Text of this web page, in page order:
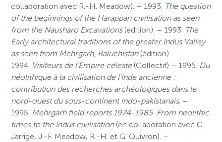
collaboration avec R.-H. Meadow). – 1993. The question
of the beginnings of the Harappan civilisation as seen
from the Nausharo Excavations(édition). – 1993. The
Early architectural traditions of the greater Indus Valley
as seen from Mehrgarh, Baluchistan(édition). –
1994. Visiteurs de l’Empire céleste(Collectif) – 1995. Du
néolithique à la civilisation de l’Inde ancienne :
contribution des recherches archéologiques dans le
nord-ouest du sous-continent indo-pakistanais. –
1995. Mehrgarh field reports 1974-1985. From neolithic
times to the Indus civilisation(en collaboration avec C.
Jarrige, J.-F. Meadow, R.-H. et G. Quivron). –